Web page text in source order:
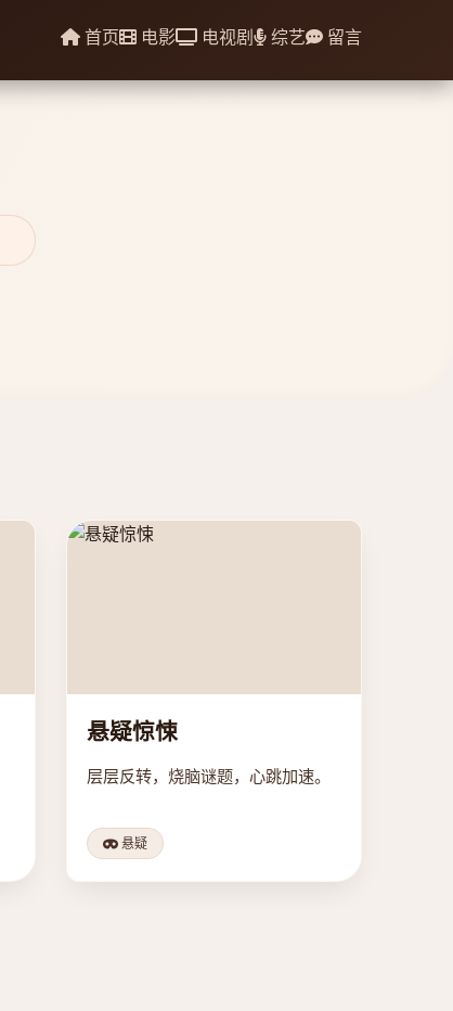
首页 电影 电视剧 综艺 留言
悬疑惊悚
层层反转，烧脑谜题，心跳加速。
悬疑